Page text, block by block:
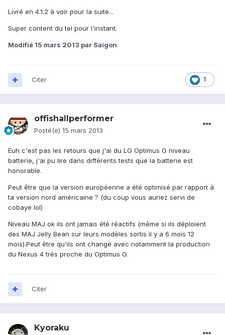
Livré en 4.1.2 à voir pour la suite...
Super content du tel pour l'instant.
Modifié 15 mars 2013 par Saigon
1
Citer
offishallperformer
Posté(e) 15 mars 2013
Euh c'est pas les retours que j'ai du LG Optimus G niveau
batterie, j'ai pu lire dans différents tests que la batterie est
honorable.
Peut être que la version européenne a été optimisé par rapport à
ta version nord américaine ? (du coup vous auriez servi de
cobaye lol)
Niveau MAJ ok ils ont jamais été réactifs (même si ils déploient
des MAJ Jelly Bean sur leurs modèles sortis il y a 6 mois 12
mois).Peut être qu'ils ont changé avec notamment la production
du Nexus 4 très proche du Optimus G.
Citer
Kyoraku